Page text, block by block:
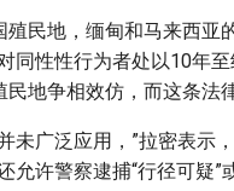
殖民地，缅甸和马来西亚
同性性行为者处以10年
地争相效仿，而这条法
并未广泛应用，”拉密表
允许警察逮捕“行径可疑”